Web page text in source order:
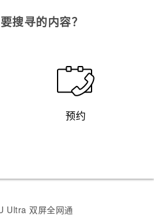
搜寻的内容？
预约
Ultra 双屏全网通‎